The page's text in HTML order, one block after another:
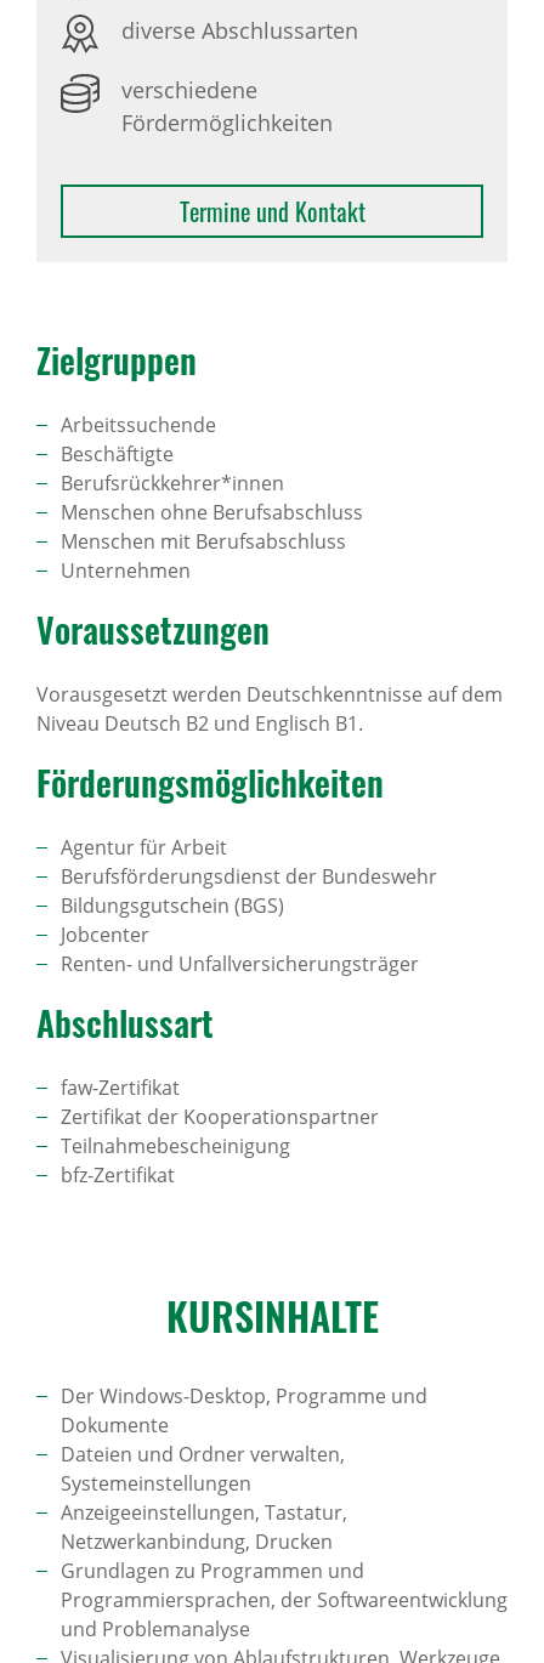
diverse Abschlussarten
verschiedene
Fördermöglichkeiten
Termine und Kontakt
Ziel­gruppen
Arbeitssuchende
Beschäftigte
Berufsrückkehrer*innen
Menschen ohne Berufsabschluss
Menschen mit Berufsabschluss
Unternehmen
Voraus­set­zungen
Vorausgesetzt werden Deutschkenntnisse auf dem
Niveau Deutsch B2 und Englisch B1.
Förde­rungs­mög­lich­keiten
Agentur für Arbeit
Berufsförderungsdienst der Bundeswehr
Bildungsgutschein (BGS)
Jobcenter
Renten- und Unfallversicherungsträger
Abschlussart
faw-Zertifikat
Zertifikat der Kooperationspartner
Teilnahmebescheinigung
bfz-Zertifikat
KURS­IN­HALTE
Der Windows-Desktop, Programme und
Dokumente
Dateien und Ordner verwalten,
Systemeinstellungen
Anzeigeeinstellungen, Tastatur,
Netzwerkanbindung, Drucken
Grundlagen zu Programmen und
Programmiersprachen, der Softwareentwicklung
und Problemanalyse